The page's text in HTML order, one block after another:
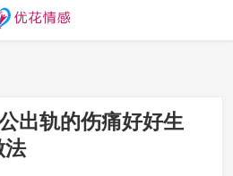
子
出轨的伤痛好好生
法